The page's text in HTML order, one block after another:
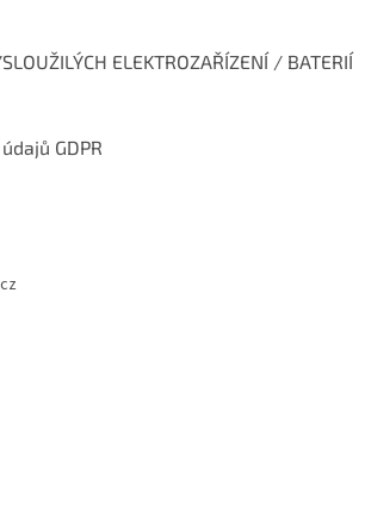
ELEKTROZAŘÍZENÍ / BATERIÍ
GDPR